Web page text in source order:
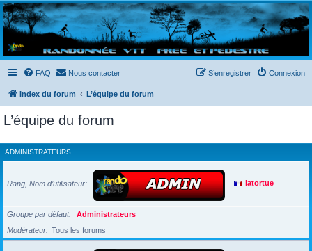
Randovttfree.fr
Bienvenue sur le site des randos vtt et pédestre de Bretagne . Bonne navigation sur le site
et bonnes randos dans l'Ouest !
FAQ Nous contacter Connexion
S’enregistrer
Index du forum L’équipe du forum
L’équipe du forum
ADMINISTRATEURS
Rang, Nom d’utilisateur latortue
Groupe par défaut
Administrateurs
Modérateur
Tous les forums